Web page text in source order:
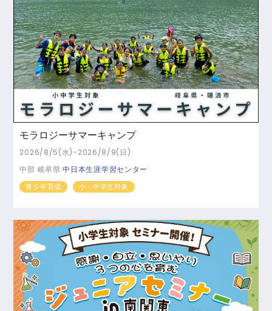
モラロジーサマーキャンプ
2026/8/5(水)-2026/8/9(日)
中部 岐阜県中日本生涯学習センター
青少年育成 小・中学生対象